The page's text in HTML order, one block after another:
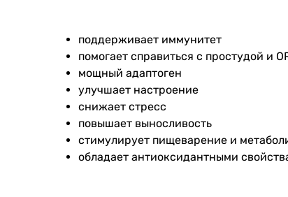
поддерживает иммунитет
помогает справиться с простудой и
мощный адаптоген
улучшает настроение
снижает стресс
повышает выносливость
стимулирует пищеварение и
обладает антиоксидантными